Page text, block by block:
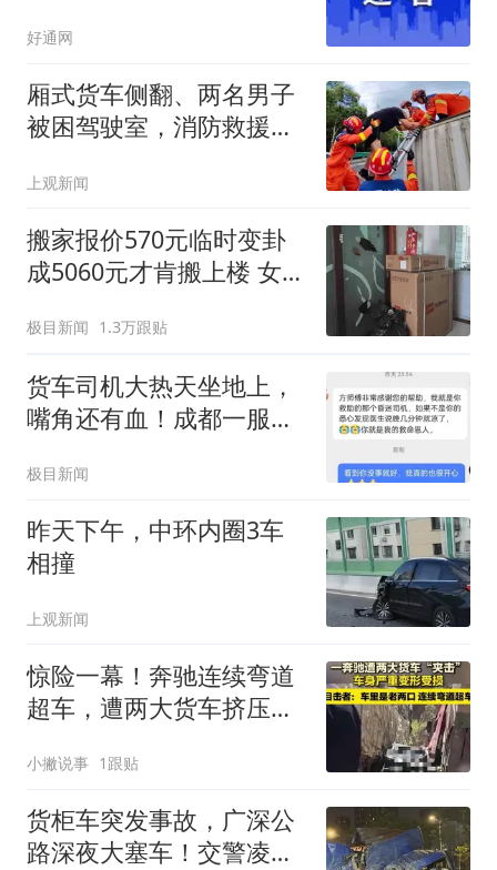
好通网
厢式货车侧翻、两名男子
被困驾驶室，消防救援火
上观新闻
搬家报价570元临时变卦
成5060元才肯搬上楼 女子
极目新闻 1.3万跟贴
货车司机大热天坐地上，
嘴角还有血！成都一服务
极目新闻
昨天下午，中环内圈3车
相撞
上观新闻
惊险一幕！奔驰连续弯道
超车，遭两大货车挤压，
小撇说事 1跟贴
货柜车突发事故，广深公
路深夜大塞车！交警凌晨